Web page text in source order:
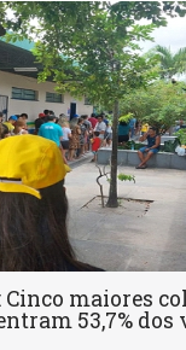
Cinco maiores
53,7% dos